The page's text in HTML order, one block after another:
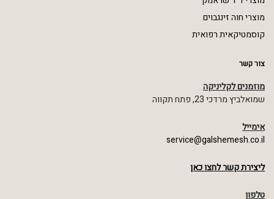
מוצרי חוה זינגבוים
קוסמטיקאית רפואית
צור קשר
מוזמנים לקליניקה
שמואלביץ מרדכי 23, פתח תקווה
אימייל
service@galshemesh.co.il
ליצירת קשר לחצו כאן
טלפון